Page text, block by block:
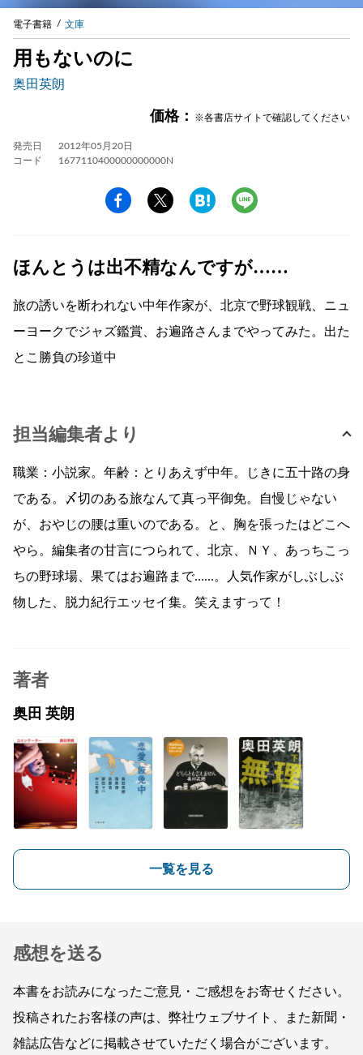
電子書籍 文庫
用もないのに
奥田英朗
価格： ※各書店サイトで確認してください
発売日
2012年05月20日
コード
1677110400000000000N
ほんとうは出不精なんですが……
旅の誘いを断われない中年作家が、北京で野球観戦、ニュ
ーヨークでジャズ鑑賞、お遍路さんまでやってみた。出た
とこ勝負の珍道中
担当編集者より
職業：小説家。年齢：とりあえず中年。じきに五十路の身
である。〆切のある旅なんて真っ平御免。自慢じゃない
が、おやじの腰は重いのである。と、胸を張ったはどこへ
やら。編集者の甘言につられて、北京、ＮＹ、あっちこっ
ちの野球場、果てはお遍路まで……。人気作家がしぶしぶ
物した、脱力紀行エッセイ集。笑えますって！
著者
奥田 英朗
一覧を見る
感想を送る
本書をお読みになったご意見・ご感想をお寄せください。
投稿されたお客様の声は、弊社ウェブサイト、また新聞・
雑誌広告などに掲載させていただく場合がございます。